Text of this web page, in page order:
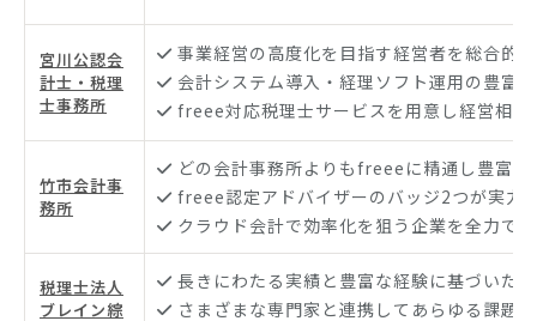
宮川公認会
計士・税理
士事務所
事業経営の高度化を目指す経営者を総合的
会計システム導入・経理ソフト運用の豊富
freee対応税理士サービスを用意し経営相談
竹市会計事
務所
どの会計事務所よりもfreeeに精通し豊富な
freee認定アドバイザーのバッジ2つが実力
クラウド会計で効率化を狙う企業を全力で
税理士法人
ブレイン綜
長きにわたる実績と豊富な経験に基づいた
さまざまな専門家と連携してあらゆる課題